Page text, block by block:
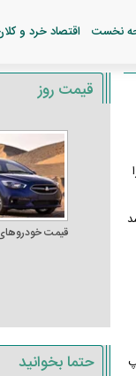
نخست اقتصاد خرد و
قیمت روز
قیمت
حتما بخوانید